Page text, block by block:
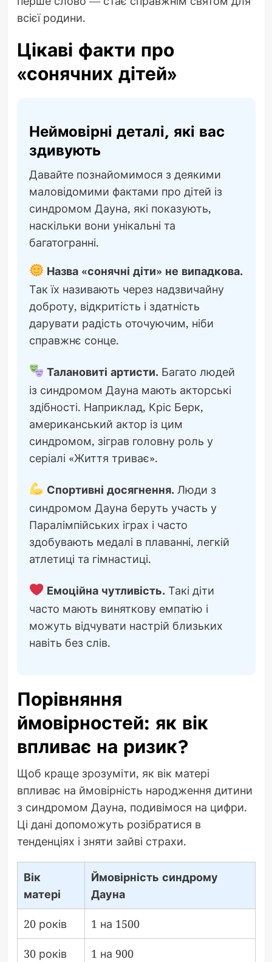
всієї родини.
Цікаві факти про
«сонячних дітей»
Неймовірні деталі, які вас
здивують
Давайте познайомимося з деякими
маловідомими фактами про дітей із
синдромом Дауна, які показують,
наскільки вони унікальні та
багатогранні.
Назва «сонячні діти» не випадкова.
Так їх називають через надзвичайну
доброту, відкритість і здатність
дарувати радість оточуючим, ніби
справжнє сонце.
Талановиті артисти. Багато людей
із синдромом Дауна мають акторські
здібності. Наприклад, Кріс Берк,
американський актор із цим
синдромом, зіграв головну роль у
серіалі «Життя триває».
Спортивні досягнення. Люди з
синдромом Дауна беруть участь у
Паралімпійських іграх і часто
здобувають медалі в плаванні, легкій
атлетиці та гімнастиці.
Емоційна чутливість. Такі діти
часто мають виняткову емпатію і
можуть відчувати настрій близьких
навіть без слів.
Порівняння
ймовірностей: як вік
впливає на ризик?
Щоб краще зрозуміти, як вік матері
впливає на ймовірність народження дитини
з синдромом Дауна, подивімося на цифри.
Ці дані допоможуть розібратися в
тенденціях і зняти зайві страхи.
Вік
матері
Ймовірність синдрому
Дауна
20 років 1 на 1500
30 років 1 на 900